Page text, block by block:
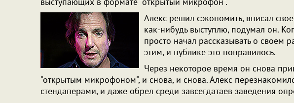
Алекс решил сэкономить, вписал
как-нибудь выступлю, подумал он.
просто начал рассказывать о своем
этим, и публике это понравилось.
Через некоторое время он снова
"открытым микрофоном", и снова, и снова. Алекс
стендаперами, и даже обрел среди завсегдатаев заведения